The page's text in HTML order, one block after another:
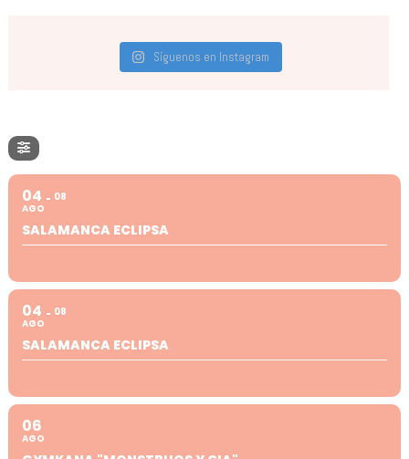
Síguenos en Instagram
04
AGO
08
SALAMANCA ECLIPSA
04
AGO
08
SALAMANCA ECLIPSA
06
AGO